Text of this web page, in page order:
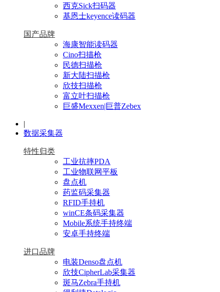
西克Sick扫码器
基恩士keyence读码器
国产品牌
海康智能读码器
Cino扫描枪
民德扫描枪
新大陆扫描枪
欣技扫描枪
富立叶扫描枪
巨盛Mexxen|巨普Zebex
|
数据采集器
特性归类
工业抗摔PDA
工业物联网平板
盘点机
药监码采集器
RFID手持机
winCE条码采集器
Mobile系统手持终端
安卓手持终端
进口品牌
电装Denso盘点机
欣技CipherLab采集器
斑马Zebra手持机